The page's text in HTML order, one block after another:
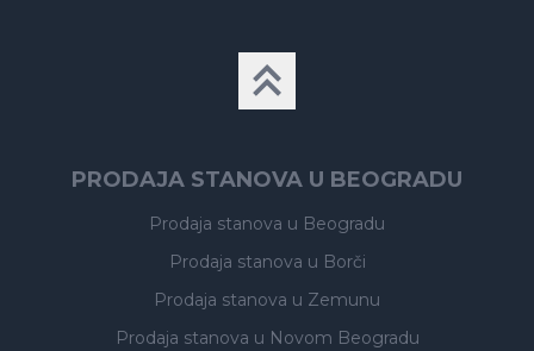
PRODAJA STANOVA U BEOGRADU
Prodaja stanova u Beogradu
Prodaja stanova u Borči
Prodaja stanova u Zemunu
Prodaja stanova u Novom Beogradu